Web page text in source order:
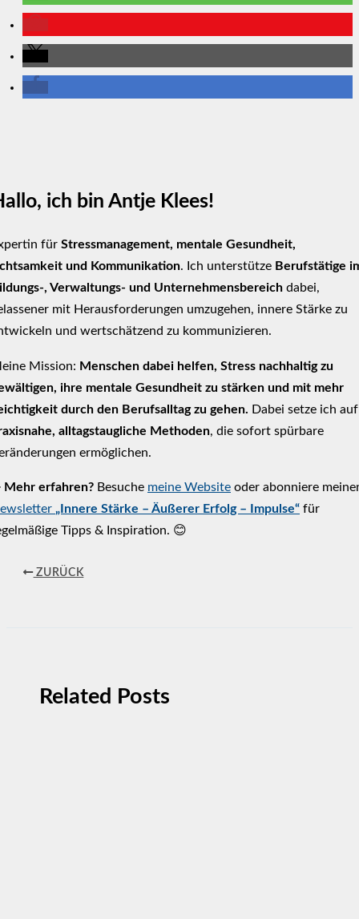
ich bin Antje Klees!
für Stressmanagement, mentale Gesundheit,
und Kommunikation. Ich unterstütze Berufstätige
, Verwaltungs- und Unternehmensbereich dabei,
mit Herausforderungen umzugehen, innere Stärke zu
und wertschätzend zu kommunizieren.
Mission: Menschen dabei helfen, Stress nachhaltig zu
ihre mentale Gesundheit zu stärken und mit mehr
durch den Berufsalltag zu gehen. Dabei setze ich auf
alltagstaugliche Methoden, die sofort spürbare
ermöglichen.
Mehr erfahren? Besuche meine Website oder abonniere
„Innere Stärke – Äußerer Erfolg – Impulse“ für
Tipps & Inspiration. 😊
ZURÜCK
Related Posts